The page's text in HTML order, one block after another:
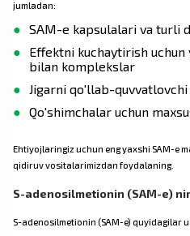
jumladan:
SAM-e kapsulalari va turli
Effektni kuchaytirish
bilan komplekslar
Jigarni qo'llab-
Qo'shimchalar uchun
Ehtiyojlaringiz uchun eng yaxshi SAM-e
qidiruv vositalarimizdan foydalaning.
S-adenosilmetionin (SAM-e)
S-adenosilmetionin (SAM-e) quyidagilar